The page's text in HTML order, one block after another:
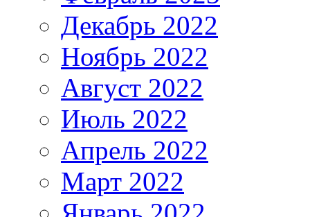
Декабрь 2022
Ноябрь 2022
Август 2022
Июль 2022
Апрель 2022
Март 2022